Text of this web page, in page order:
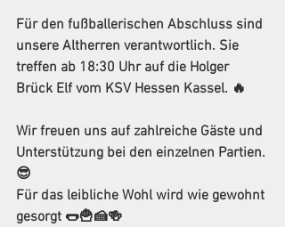
Für den fußballerischen Abschluss sind
unsere Altherren verantwortlich. Sie
treffen ab 18:30 Uhr auf die Holger
Brück Elf vom KSV Hessen Kassel. 🔥
Wir freuen uns auf zahlreiche Gäste und
Unterstützung bei den einzelnen Partien.
😎
Für das leibliche Wohl wird wie gewohnt
gesorgt 🌭🍟🍰🍻